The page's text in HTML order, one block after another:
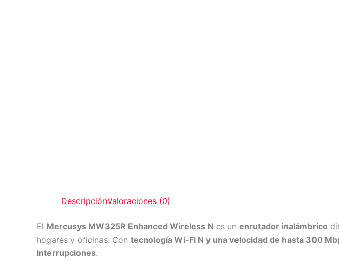
DescripciónValoraciones (0)
El Mercusys MW325R Enhanced Wireless N es un enrutador inalámbrico
hogares y oficinas. Con tecnología Wi-Fi N y una velocidad de hasta 300
interrupciones.